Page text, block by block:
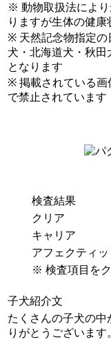
※ 動物取扱法により
りますが生体の健
※ 天然記念物指定の
犬・北海道犬・秋田
となります
※ 掲載されている画
で禁止されています
検査結果
クリア
キャリア
アフェクティッ
※ 検査項目を
子犬紹介文
たくさんの子犬の
りがとうございます